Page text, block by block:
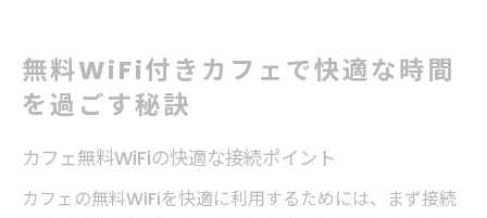
カフェWiFiを安全に使うための基本知識
カフェフリーWiFiのリスクを把握しよう
無料WiFi付きカフェで快適な時間
を過ごす秘訣
カフェ無料WiFiの快適な接続ポイント
カフェの無料WiFiを快適に利用するためには、まず接続